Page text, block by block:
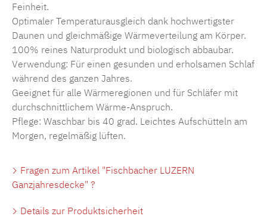
Feinheit.
Optimaler Temperaturausgleich dank hochwertigster
Daunen und gleichmäßige Wärmeverteilung am Körper.
100% reines Naturprodukt und biologisch abbaubar.
Verwendung: Für einen gesunden und erholsamen Schlaf
während des ganzen Jahres.
Geeignet für alle Wärmeregionen und für Schläfer mit
durchschnittlichem Wärme-Anspruch.
Pflege: Waschbar bis 40 grad. Leichtes Aufschütteln am
Morgen, regelmäßig lüften.
Fragen zum Artikel "Fischbacher LUZERN
Ganzjahresdecke" ?
Details zur Produktsicherheit